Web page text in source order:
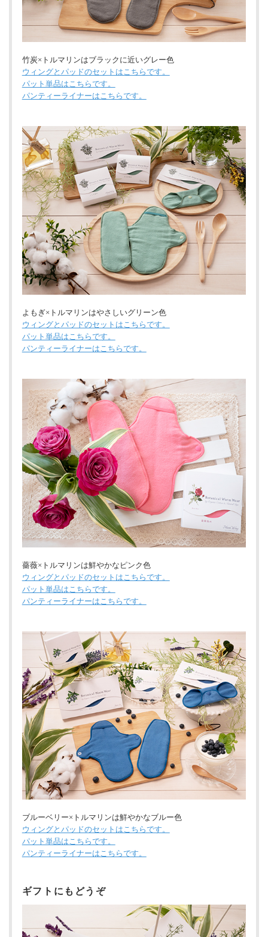
竹炭×トルマリンはブラックに近いグレー色
ウィングとパッドのセットはこちらです。
パット単品はこちらです。
パンティーライナーはこちらです。
よもぎ×トルマリンはやさしいグリーン色
ウィングとパッドのセットはこちらです。
パット単品はこちらです。
パンティーライナーはこちらです。
薔薇×トルマリンは鮮やかなピンク色
ウィングとパッドのセットはこちらです。
パット単品はこちらです。
パンティーライナーはこちらです。
ブルーベリー×トルマリンは鮮やかなブルー色
ウィングとパッドのセットはこちらです。
パット単品はこちらです。
パンティーライナーはこちらです。
ギフトにもどうぞ